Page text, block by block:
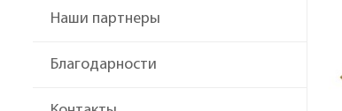
Наши партнеры
Благодарности